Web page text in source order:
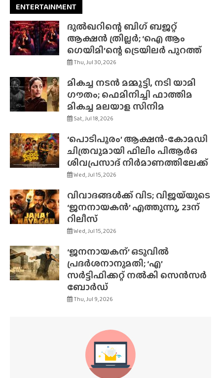
ENTERTAINMENT
ദുൽഖറിന്റെ ബിഗ് ബജറ്റ്
ആക്ഷൻ ത്രില്ലർ; ‘ഐ ആം
ഗെയിമി’ന്റെ ട്രെയിലർ പുറത്ത്
Thu, Jul 30, 2026
മികച്ച നടൻ മമ്മൂട്ടി, നടി യാമി
ഗൗതം; ഫെമിനിച്ചി ഫാത്തിമ
മികച്ച മലയാള സിനിമ
Sat, Jul 18, 2026
‘പൊടിപൂരം’ ആക്ഷൻ-കോമഡി
ചിത്രവുമായി ഫിലിം പിആർഒ
ശിവപ്രസാദ് നിർമാണത്തിലേക്ക്
Wed, Jul 15, 2026
വിവാദങ്ങൾക്ക് വിട; വിജയ്‌യുടെ
‘ജനനായകൻ’ എത്തുന്നു, 23ന്
റിലീസ്
Wed, Jul 15, 2026
‘ജനനായകന്’ ഒടുവിൽ
പ്രദർശനാനുമതി; ‘എ’
സർട്ടിഫിക്കറ്റ് നൽകി സെൻസർ
ബോർഡ്
Thu, Jul 9, 2026